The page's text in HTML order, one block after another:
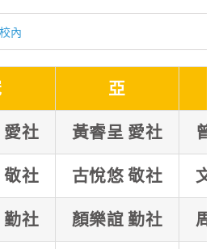
校內
亞
愛社 黃睿呈 愛社 曾
敬社 古悅悠 敬社 文
勤社 顏樂誼 勤社 周